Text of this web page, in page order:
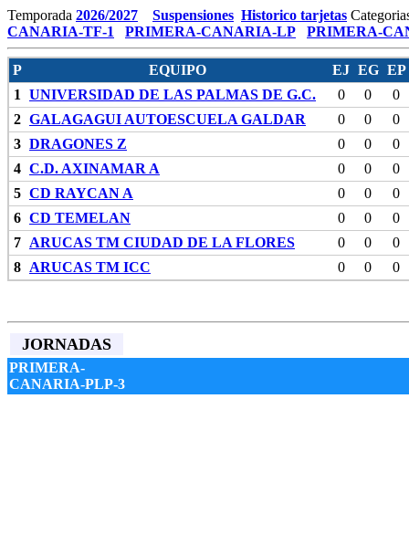
Temporada 2026/2027 Suspensiones Historico tarjetas
CANARIA-TF-1
PRIMERA-CANARIA-LP PRIMERA-
P EQUIPO EJ EG EP
1
UNIVERSIDAD DE LAS PALMAS DE G.C. 0 0
0
2 GALAGAGUI AUTOESCUELA GALDAR 0 0
0
3 DRAGONES Z 0 0
0
4 C.D. AXINAMAR A 0 0
0
5 CD RAYCAN A 0 0
0
6 CD TEMELAN 0 0
0
7 ARUCAS TM CIUDAD DE LA FLORES 0 0
0
8 ARUCAS TM ICC 0 0 0
JORNADAS
PRIMERA-
CANARIA-PLP-3